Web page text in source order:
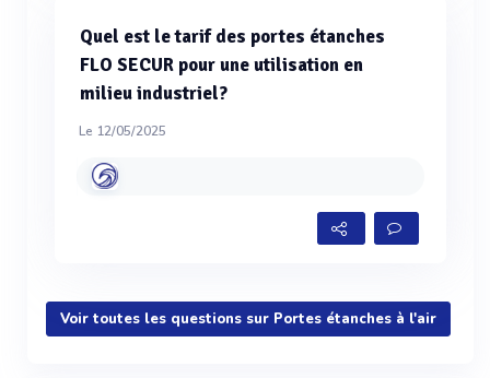
Quel est le tarif des portes étanches
FLO SECUR pour une utilisation en
milieu industriel?
Le 12/05/2025
Voir toutes les questions sur Portes étanches à l'air